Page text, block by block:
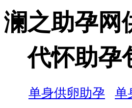
澜之助孕网
代怀助孕
单身供卵助孕
单